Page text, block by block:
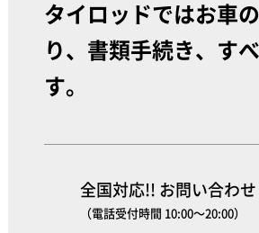
タイロッドではお車
り、書類手続き、す
す。
全国対応!! お問い合わせ
（電話受付時間 10:00～20:00）